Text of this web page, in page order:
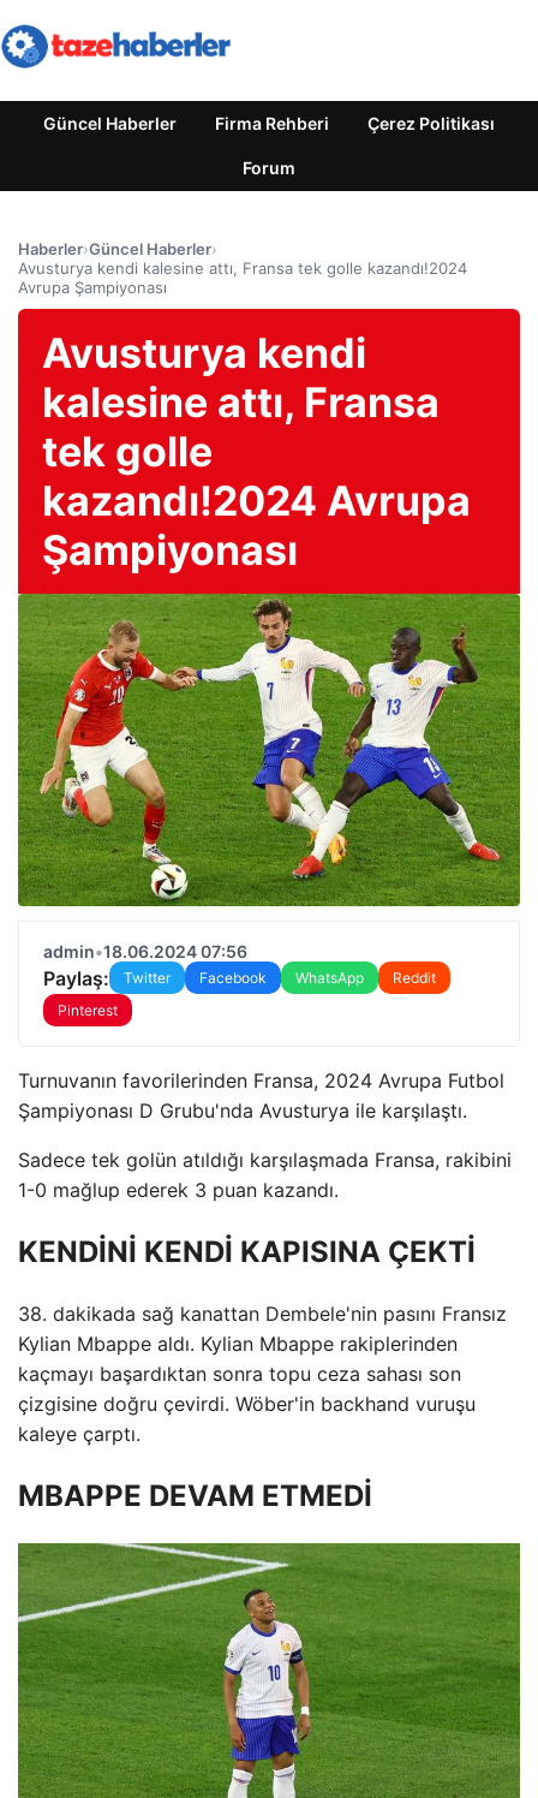
Güncel Haberler Firma Rehberi Çerez Politikası
Forum
Haberler›Güncel Haberler›
Avusturya kendi kalesine attı, Fransa tek golle kazandı!2024
Avrupa Şampiyonası
Avusturya kendi
kalesine attı, Fransa
tek golle
kazandı!2024 Avrupa
Şampiyonası
admin•18.06.2024 07:56
Paylaş: Twitter Facebook WhatsApp
Reddit
Pinterest
Turnuvanın favorilerinden Fransa, 2024 Avrupa Futbol
Şampiyonası D Grubu'nda Avusturya ile karşılaştı.
Sadece tek golün atıldığı karşılaşmada Fransa, rakibini
1-0 mağlup ederek 3 puan kazandı.
KENDİNİ KENDİ KAPISINA ÇEKTİ
38. dakikada sağ kanattan Dembele'nin pasını Fransız
Kylian Mbappe aldı. Kylian Mbappe rakiplerinden
kaçmayı başardıktan sonra topu ceza sahası son
çizgisine doğru çevirdi. Wöber'in backhand vuruşu
kaleye çarptı.
MBAPPE DEVAM ETMEDİ